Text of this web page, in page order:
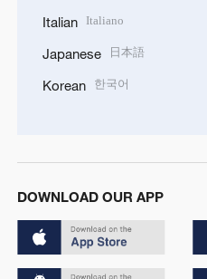
Italian Italiano
Japanese 日本語
Korean 한국어
DOWNLOAD OUR APP